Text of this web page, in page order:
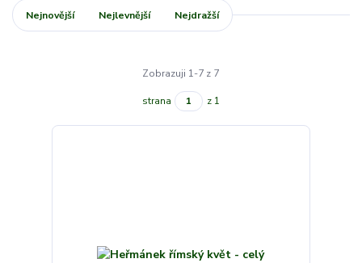
Nejnovější Nejlevnější Nejdražší
Zobrazuji 1-7 z 7
strana z 1